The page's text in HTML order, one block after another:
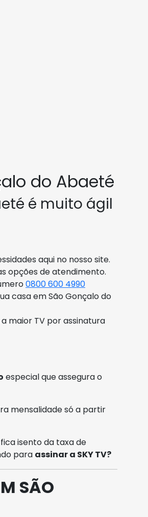
do Abaeté
é muito ágil
aqui no nosso site.
opções de atendimento.
0800 600 4990
casa em São Gonçalo do
maior TV por assinatura
especial que assegura o
mensalidade só a partir
isento da taxa de
para assinar a SKY TV?
SÃO